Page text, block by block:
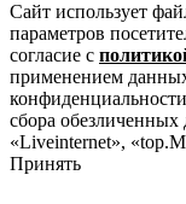
Сайт использует
параметров
согласие с
применением
сбора
«Liveinternet»,
Принять